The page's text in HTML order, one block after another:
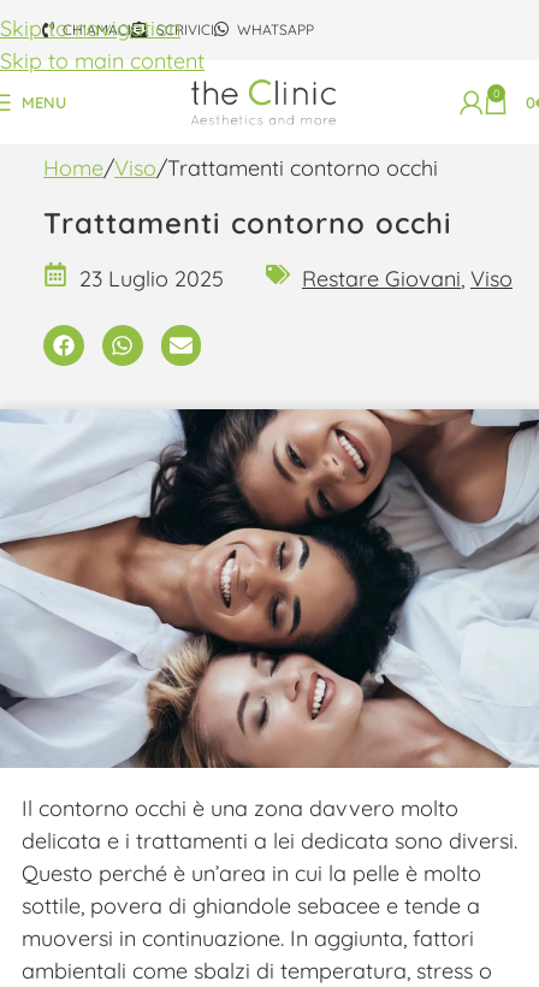
Skip to navigation
Skip to main content
CHIAMACI SCRIVICI WHATSAPP
MENU 0 0
Home Viso Trattamenti contorno occhi
Trattamenti contorno occhi
23 Luglio 2025 Restare Giovani, Viso
Il contorno occhi è una zona davvero molto
delicata e i trattamenti a lei dedicata sono diversi.
Questo perché è un’area in cui la pelle è molto
sottile, povera di ghiandole sebacee e tende a
muoversi in continuazione. In aggiunta, fattori
ambientali come sbalzi di temperatura, stress o